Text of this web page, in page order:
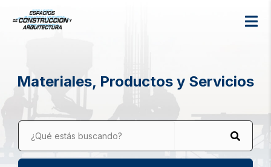
Materiales, Productos y Servicios
¿Qué estás buscando?